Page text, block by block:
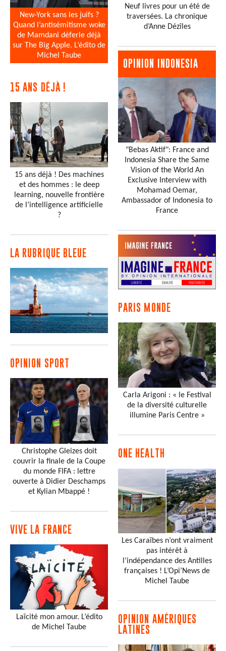
New-York sans les juifs ?
Quand l’antisémitisme woke
de Mamdani déferle déjà
sur The Big Apple. L’édito de
Michel Taube
15 ANS DÉJÀ !
15 ans déjà ! Des machines
et des hommes : le deep
learning, nouvelle frontière
de l’intelligence artificielle
?
LA RUBRIQUE BLEUE
OPINION SPORT
Christophe Gleizes doit
couvrir la finale de la Coupe
du monde FIFA : lettre
ouverte à Didier Deschamps
et Kylian Mbappé !
VIVE LA FRANCE
Laïcité mon amour. L’édito
de Michel Taube
Neuf livres pour un été de
traversées. La chronique
d’Anne Dézîles
OPINION INDONESIA
"Bebas Aktif": France and
Indonesia Share the Same
Vision of the World An
Exclusive Interview with
Mohamad Oemar,
Ambassador of Indonesia to
France
PARIS MONDE
Carla Arigoni : « le Festival
de la diversité culturelle
illumine Paris Centre »
ONE HEALTH
Les Caraïbes n’ont vraiment
pas intérêt à
l’indépendance des Antilles
françaises ! L’Opi’News de
Michel Taube
OPINION AMÉRIQUES
LATINES